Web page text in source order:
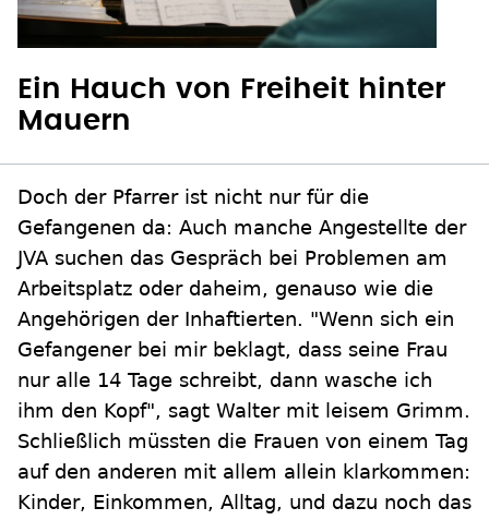
Ein Hauch von Freiheit hinter
Mauern
Doch der Pfarrer ist nicht nur für die
Gefangenen da: Auch manche Angestellte der
JVA suchen das Gespräch bei Problemen am
Arbeitsplatz oder daheim, genauso wie die
Angehörigen der Inhaftierten. "Wenn sich ein
Gefangener bei mir beklagt, dass seine Frau
nur alle 14 Tage schreibt, dann wasche ich
ihm den Kopf", sagt Walter mit leisem Grimm.
Schließlich müssten die Frauen von einem Tag
auf den anderen mit allem allein klarkommen:
Kinder, Einkommen, Alltag, und dazu noch das